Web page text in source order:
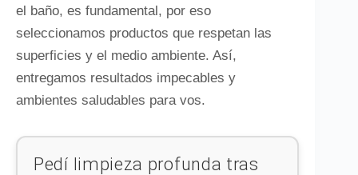
el baño, es fundamental, por eso
seleccionamos productos que respetan las
superficies y el medio ambiente. Así,
entregamos resultados impecables y
ambientes saludables para vos.
Pedí limpieza profunda tras